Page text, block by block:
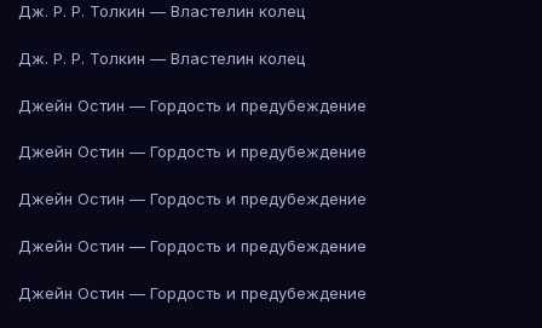
Дж. Р. Р. Толкин — Властелин колец
Дж. Р. Р. Толкин — Властелин колец
Джейн Остин — Гордость и предубеждение
Джейн Остин — Гордость и предубеждение
Джейн Остин — Гордость и предубеждение
Джейн Остин — Гордость и предубеждение
Джейн Остин — Гордость и предубеждение